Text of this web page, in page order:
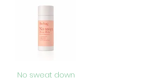
No sweat down